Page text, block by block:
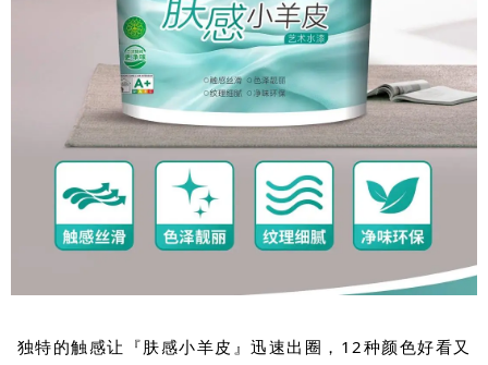
独特的触感让『肤感小羊皮』迅速出圈，12种颜色好看又